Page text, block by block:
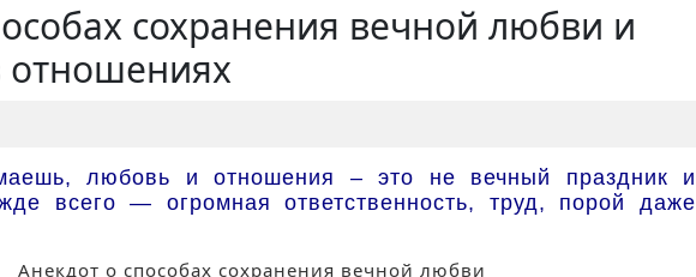
сохранения вечной любви и
отношениях
любовь и отношения – это не вечный праздник и
всего — огромная ответственность, труд, порой даже